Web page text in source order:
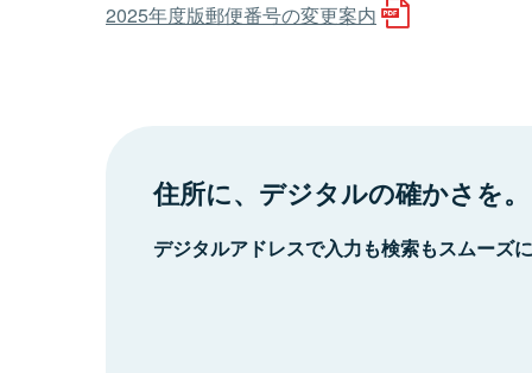
2025年度版郵便番号の変更案内
住所に、デジタルの確かさを。
デジタルアドレスで入力も検索もスムーズ